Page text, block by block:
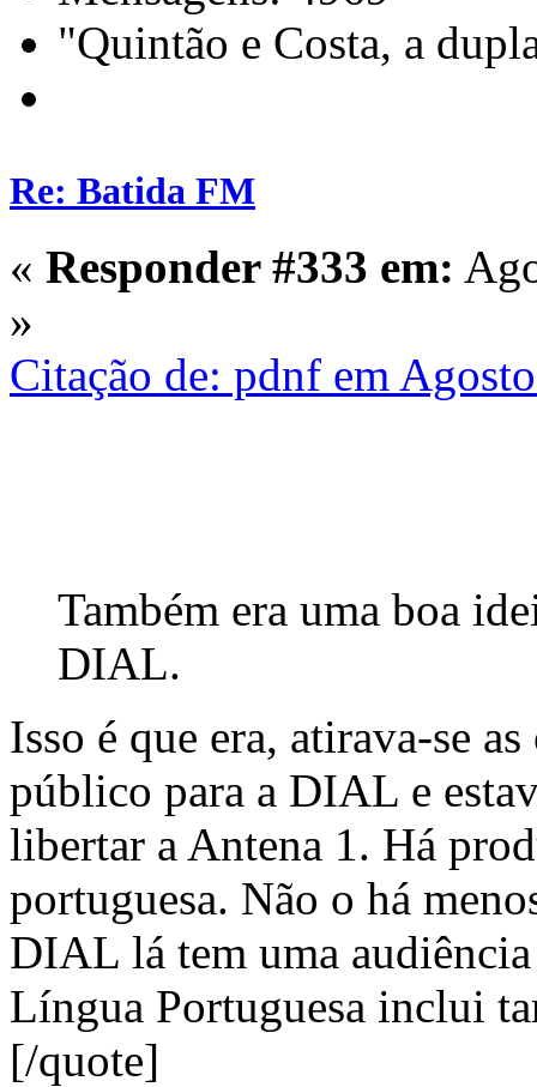
"Quintão e Costa, a
Re: Batida FM
« Responder #333 em:
»
Citação de: pdnf em
Também era uma boa
DIAL.
Isso é que era, atirava-se
público para a DIAL e
libertar a Antena 1. Há
portuguesa. Não o há
DIAL lá tem uma
Língua Portuguesa inclui
[/quote]